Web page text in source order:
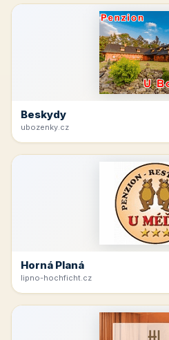
Beskydy
ubozenky.cz
Horná Planá
lipno-hochficht.cz